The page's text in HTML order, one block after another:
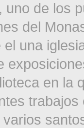
uno de los
del
el una
en la
varios